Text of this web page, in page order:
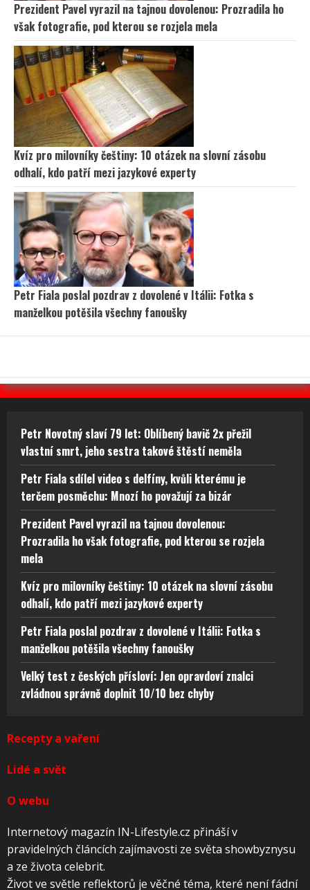
Prezident Pavel vyrazil na tajnou dovolenou: Prozradila ho
však fotografie, pod kterou se rozjela mela
Kvíz pro milovníky češtiny: 10 otázek na slovní zásobu
odhalí, kdo patří mezi jazykové experty
Petr Fiala poslal pozdrav z dovolené v Itálii: Fotka s
manželkou potěšila všechny fanoušky
Petr Novotný slaví 79 let: Oblíbený bavič 2x přežil
vlastní smrt, jeho sestra takové štěstí neměla
Petr Fiala sdílel video s delfíny, kvůli kterému je
terčem posměchu: Mnozí ho považují za bizár
Prezident Pavel vyrazil na tajnou dovolenou:
Prozradila ho však fotografie, pod kterou se rozjela
mela
Kvíz pro milovníky češtiny: 10 otázek na slovní zásobu
odhalí, kdo patří mezi jazykové experty
Petr Fiala poslal pozdrav z dovolené v Itálii: Fotka s
manželkou potěšila všechny fanoušky
Velký test z českých přísloví: Jen opravdoví znalci
zvládnou správně doplnit 10/10 bez chyby
Recepty a vaření
Lidé a svět
O webu
Internetový magazín IN-Lifestyle.cz přináší v
pravidelných článcích zajímavosti ze světa showbyznysu
a ze života celebrit.
Život ve světle reflektorů je věčné téma, které není fádní